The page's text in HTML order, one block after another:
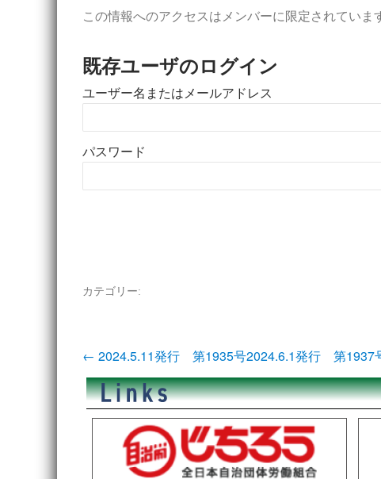
この情報へのアクセスはメンバーに限定されてい
既存ユーザのログイン
ユーザー名またはメールアドレス
パスワード
カテゴリー:
投
ナ
ビ
ゲ
← 2024.5.11発行 第1935号2024.6.1発行 第1937